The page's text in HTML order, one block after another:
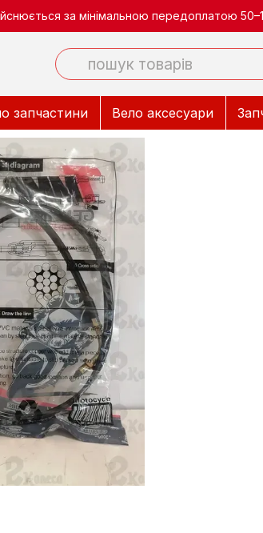
за мінімальною передоплатою
запчастини Вело аксесуари